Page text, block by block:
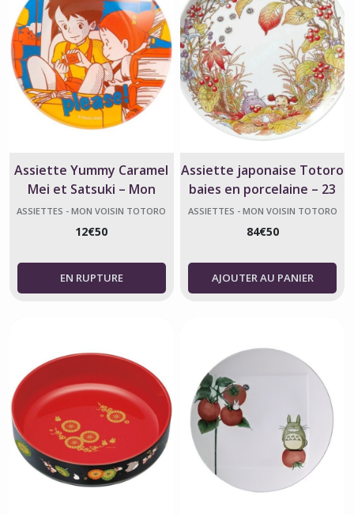
Assiette Yummy Caramel
Mei et Satsuki – Mon
voisin Totoro – Studio
Ghibli
ASSIETTES - MON VOISIN TOTORO
12€50
Assiette japonaise Totoro
baies en porcelaine – 23
cm – Studio Ghibli
ASSIETTES - MON VOISIN TOTORO
84€50
AJOUTER AU PANIER